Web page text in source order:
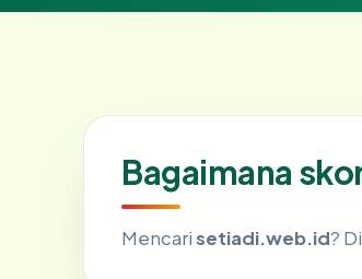
Bagaimana
Mencarisetiadi.web.id?